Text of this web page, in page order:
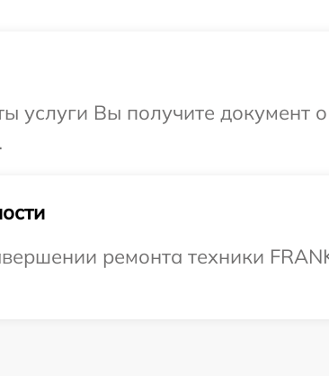
услуги Вы получите документ
ремонта техники